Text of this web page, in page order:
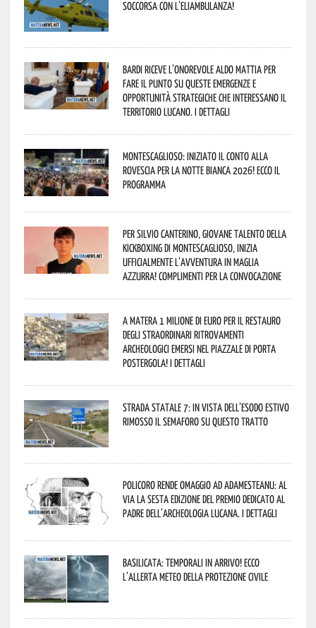
soccorsa con l’eliambulanza!
Bardi riceve l’onorevole Aldo Mattia per
fare il punto su queste emergenze e
opportunità strategiche che interessano il
territorio lucano. I dettagli
Montescaglioso: iniziato il conto alla
rovescia per la Notte Bianca 2026! Ecco il
programma
Per Silvio Canterino, giovane talento della
kickboxing di Montescaglioso, inizia
ufficialmente l’avventura in maglia
azzurra! Complimenti per la convocazione
A Matera 1 milione di euro per il restauro
degli straordinari ritrovamenti
archeologici emersi nel piazzale di Porta
Postergola! I dettagli
Strada statale 7: in vista dell’esodo estivo
rimosso il semaforo su questo tratto
Policoro rende omaggio ad Adamesteanu: al
via la sesta edizione del Premio dedicato al
padre dell’archeologia lucana. I dettagli
Basilicata: temporali in arrivo! Ecco
l’allerta meteo della Protezione civile